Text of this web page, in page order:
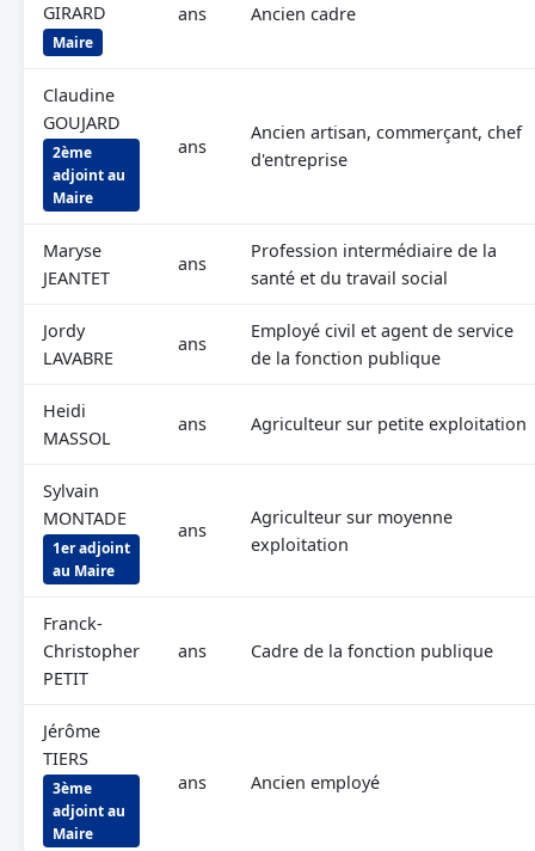
GIRARD
Maire
ans Ancien cadre
Claudine
GOUJARD
2ème
adjoint au
Maire
ans
Ancien artisan, commerçant, chef
d'entreprise
Maryse
JEANTET
ans
Profession intermédiaire de la
santé et du travail social
Jordy
LAVABRE
ans
Employé civil et agent de service
de la fonction publique
Heidi
MASSOL
ans Agriculteur sur petite exploitation
Sylvain
MONTADE
1er adjoint
au Maire
ans
Agriculteur sur moyenne
exploitation
Franck-
Christopher
PETIT
ans Cadre de la fonction publique
Jérôme
TIERS
3ème
adjoint au
Maire
ans Ancien employé